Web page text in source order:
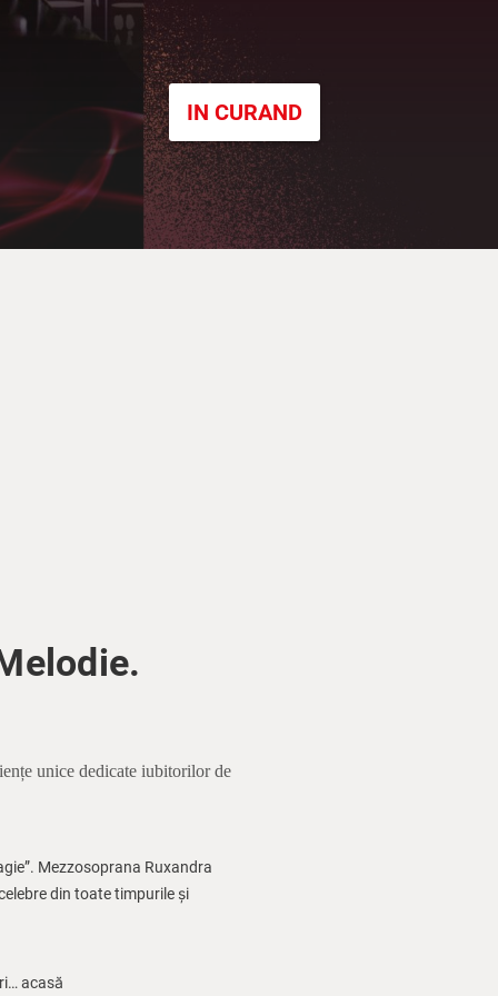
IN CURAND
unice dedicate iubitorilor de
Mezzosoprana Ruxandra
din toate timpurile și
acasă